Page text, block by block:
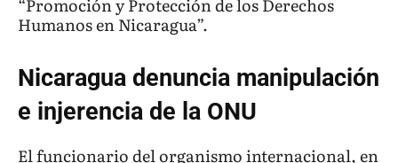
“Promoción y Protección de los Derechos
Humanos en Nicaragua”.
Nicaragua denuncia manipulación
e injerencia de la ONU
El funcionario del organismo internacional, en